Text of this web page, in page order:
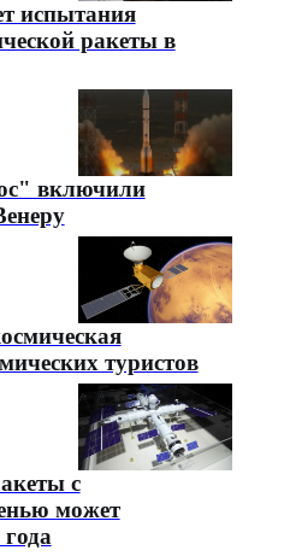
испытания
ракеты в
включили
туристов
с
может
года